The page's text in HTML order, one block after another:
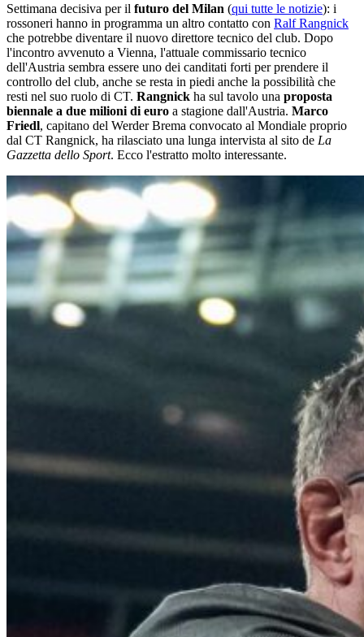
Settimana decisiva per il futuro del Milan (qui tutte le notizie): i
rossoneri hanno in programma un altro contatto con Ralf Rangnick
che potrebbe diventare il nuovo direttore tecnico del club. Dopo
l'incontro avvenuto a Vienna, l'attuale commissario tecnico
dell'Austria sembra essere uno dei canditati forti per prendere il
controllo del club, anche se resta in piedi anche la possibilità che
resti nel suo ruolo di CT. Rangnick ha sul tavolo una proposta
biennale a due milioni di euro a stagione dall'Austria. Marco
Friedl, capitano del Werder Brema convocato al Mondiale proprio
dal CT Rangnick, ha rilasciato una lunga intervista al sito de La
Gazzetta dello Sport. Ecco l'estratto molto interessante.